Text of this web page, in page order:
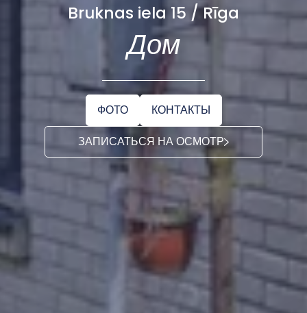
Bruknas iela 15 / Rīga
Дом
ФОТО
КОНТАКТЫ
ЗАПИСАТЬСЯ НА ОСМОТР